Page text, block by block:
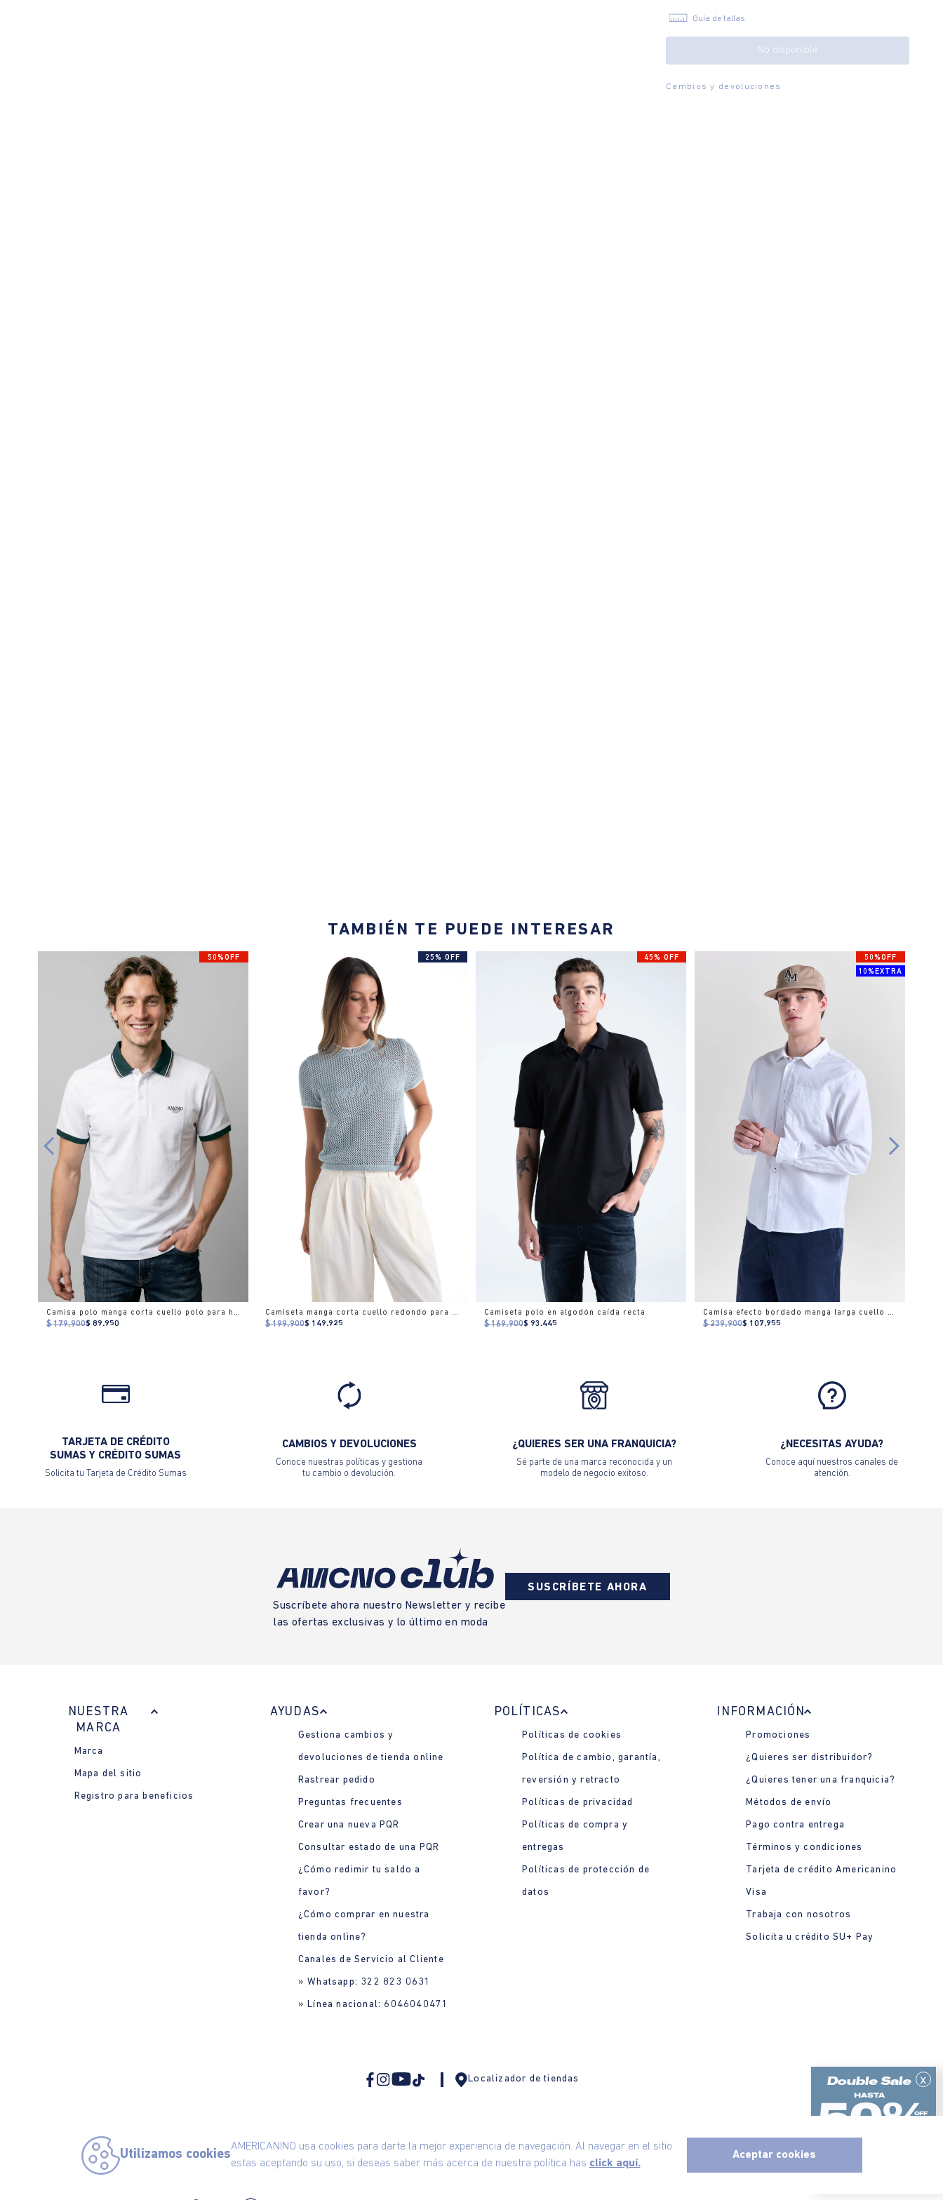
x
Utilizamos cookies
AMERICANINO usa cookies para darte la mejor experiencia de navegación. Al navegar en el sitio
estas aceptando su uso, si deseas saber más acerca de nuestra política has click aquí.
Aceptar cookies
Guía de tallas
No disponible
Cambios y devoluciones
TAMBIÉN TE PUEDE INTERESAR
50%OFF
Camisa polo manga corta cuello polo para hombre
$ 179.900$ 89.950
25% OFF
Camiseta manga corta cuello redondo para mujer
$ 199.900$ 149.925
45% OFF
Camiseta polo en algodón caída recta
$ 169.900$ 93.445
50%OFF
10%EXTRA
Camisa efecto bordado manga larga cuello camisero para hombre
$ 239.900$ 107.955
TARJETA DE CRÉDITO
SUMAS Y CRÉDITO SUMAS
Solicita tu Tarjeta de Crédito Sumas
CAMBIOS Y DEVOLUCIONES
Conoce nuestras políticas y gestiona
tu cambio o devolución.
¿QUIERES SER UNA FRANQUICIA?
Sé parte de una marca reconocida y un
modelo de negocio exitoso.
¿NECESITAS AYUDA?
Conoce aquí nuestros canales de
atención.
Suscríbete ahora nuestro Newsletter y recibe
las ofertas exclusivas y lo último en moda
SUSCRÍBETE AHORA
NUESTRA
MARCA
Marca
Mapa del sitio
Registro para beneficios
AYUDAS
Gestiona cambios y
devoluciones de tienda online
Rastrear pedido
Preguntas frecuentes
Crear una nueva PQR
Consultar estado de una PQR
¿Cómo redimir tu saldo a
favor?
¿Cómo comprar en nuestra
tienda online?
Canales de Servicio al Cliente
» Whatsapp: 322 823 0631
» Línea nacional: 6046040471
POLÍTICAS
Políticas de cookies
Política de cambio, garantía,
reversión y retracto
Políticas de privacidad
Políticas de compra y
entregas
Políticas de protección de
datos
INFORMACIÓN
Promociones
¿Quieres ser distribuidor?
¿Quieres tener una franquicia?
Métodos de envío
Pago contra entrega
Términos y condiciones
Tarjeta de crédito Americanino
Visa
Trabaja con nosotros
Solicita u crédito SU+ Pay
Localizador de tiendas